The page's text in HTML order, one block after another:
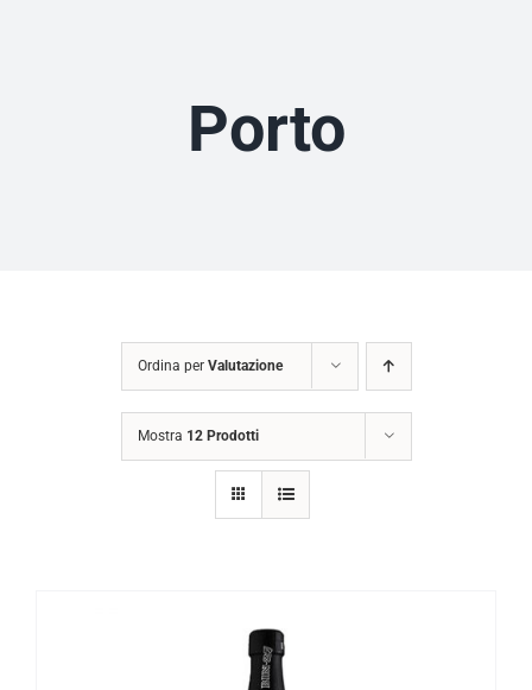
Porto
Ordina per Valutazione
Mostra 12 Prodotti